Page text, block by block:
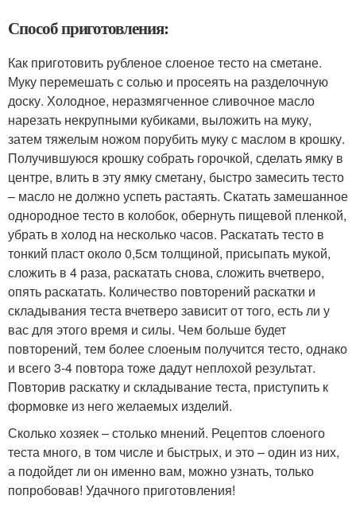
Способ приготовления:
Как приготовить рубленое слоеное тесто на сметане.
Муку перемешать с солью и просеять на разделочную
доску. Холодное, неразмягченное сливочное масло
нарезать некрупными кубиками, выложить на муку,
затем тяжелым ножом порубить муку с маслом в крошку.
Получившуюся крошку собрать горочкой, сделать ямку в
центре, влить в эту ямку сметану, быстро замесить тесто
– масло не должно успеть растаять. Скатать замешанное
однородное тесто в колобок, обернуть пищевой пленкой,
убрать в холод на несколько часов. Раскатать тесто в
тонкий пласт около 0,5см толщиной, присыпать мукой,
сложить в 4 раза, раскатать снова, сложить вчетверо,
опять раскатать. Количество повторений раскатки и
складывания теста вчетверо зависит от того, есть ли у
вас для этого время и силы. Чем больше будет
повторений, тем более слоеным получится тесто, однако
и всего 3-4 повтора тоже дадут неплохой результат.
Повторив раскатку и складывание теста, приступить к
формовке из него желаемых изделий.
Сколько хозяек – столько мнений. Рецептов слоеного
теста много, в том числе и быстрых, и это – один из них,
а подойдет ли он именно вам, можно узнать, только
попробовав! Удачного приготовления!